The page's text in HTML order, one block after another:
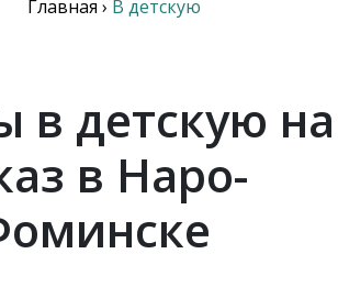
Главная › В детскую
детскую на
в Наро-